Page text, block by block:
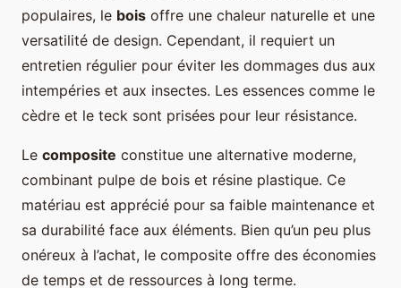
populaires, le bois offre une chaleur naturelle et une
versatilité de design. Cependant, il requiert un
entretien régulier pour éviter les dommages dus aux
intempéries et aux insectes. Les essences comme le
cèdre et le teck sont prisées pour leur résistance.
Le composite constitue une alternative moderne,
combinant pulpe de bois et résine plastique. Ce
matériau est apprécié pour sa faible maintenance et
sa durabilité face aux éléments. Bien qu’un peu plus
onéreux à l’achat, le composite offre des économies
de temps et de ressources à long terme.